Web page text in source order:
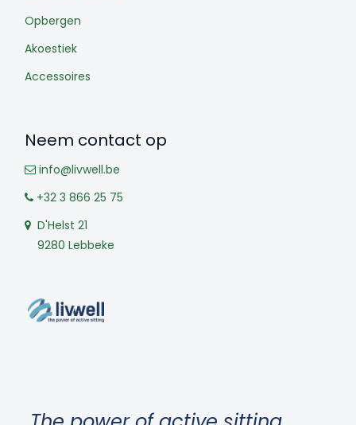
Opbergen
Akoestiek
Accessoires
Neem contact op
info@livwell.be
+32 3 866 25 75
D'Helst 21
9280 Lebbeke